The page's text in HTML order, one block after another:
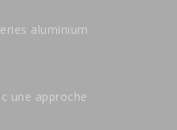
aluminium
une approche